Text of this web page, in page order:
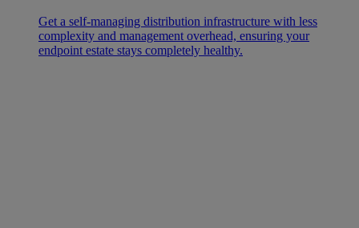
Get a self-managing distribution infrastructure with less
complexity and management overhead, ensuring your
endpoint estate stays completely healthy.